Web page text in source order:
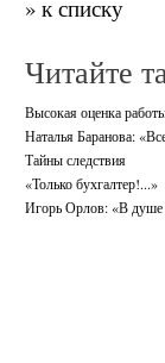
» к списку
Читайте
Высокая оценка
Наталья Баранова:
Тайны следствия
«Только бухгалтер!...»
Игорь Орлов: «В душе